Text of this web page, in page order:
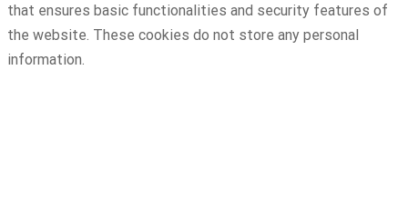
that ensures basic functionalities and security features of
the website. These cookies do not store any personal
information.